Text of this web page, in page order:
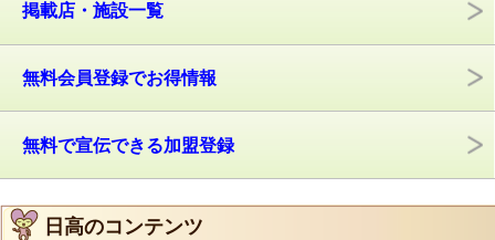
掲載店・施設一覧
無料会員登録でお得情報
無料で宣伝できる加盟登録
日高のコンテンツ